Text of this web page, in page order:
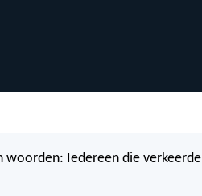
woorden: Iedereen die verkeerde